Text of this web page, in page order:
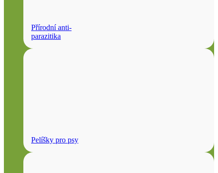
Přírodní anti-
parazitika
Pelíšky pro psy